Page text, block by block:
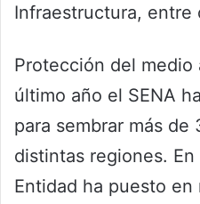
Infraestructura, entre
Protección del
último año el SENA
para sembrar más de
distintas regiones.
Entidad ha puesto en